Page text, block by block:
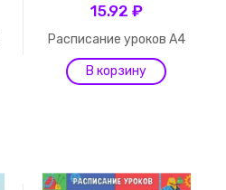
15.92 ₽
Расписание уроков А4